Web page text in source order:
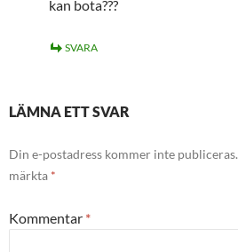
kan bota???
SVARA
LÄMNA ETT SVAR
Din e-postadress kommer inte publiceras.
märkta *
Kommentar *